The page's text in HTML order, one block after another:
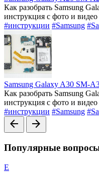
Как разобрать Samsung
инструкция с фото и
#инструкции #Samsung
Samsung Galaxy A30 SM-
Как разобрать Samsung
инструкция с фото и
#инструкции #Samsung
arrow_back arrow_forward
Популярные
Е